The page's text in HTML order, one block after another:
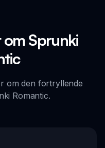
om Sprunki
om den fortryllende
Romantic.